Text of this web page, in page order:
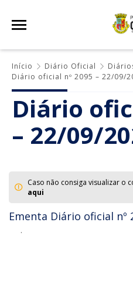
Início Diário Oficial
Diário oficial nº 2095 – 22/09/
Diário
– 22/09/
Caso não consiga visualizar o
aqui
Ementa Diário oficial nº
.